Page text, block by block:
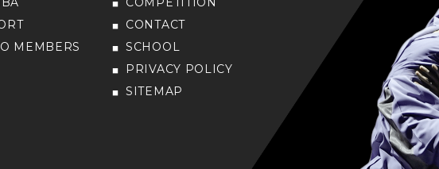
MEMBERS
CONTACT
SCHOOL
PRIVACY POLICY
SITEMAP